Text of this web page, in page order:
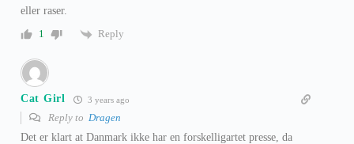
eller raser.
1
Reply
Cat Girl 3 years ago
Reply to Dragen
Det er klart at Danmark ikke har en forskelligartet presse, da